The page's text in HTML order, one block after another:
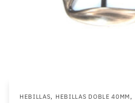
HEBILLAS, HEBILLAS DOBLE 40MM,